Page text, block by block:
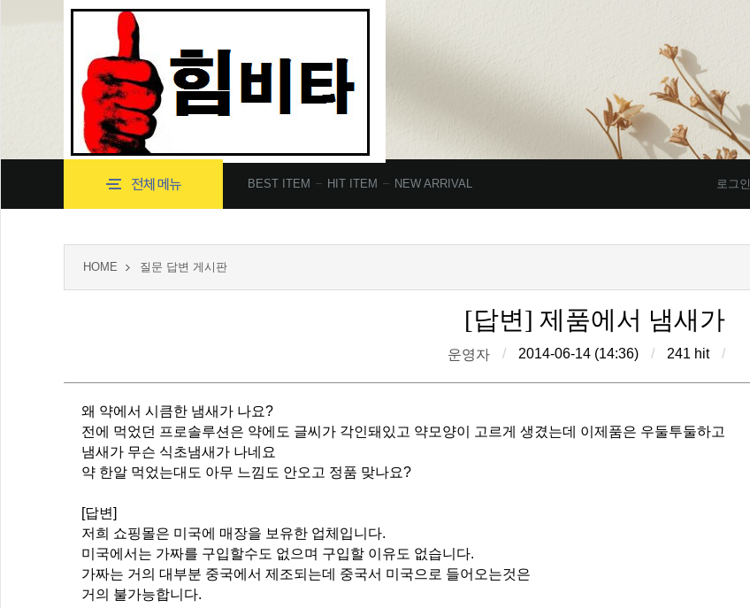
BEST ITEM HIT ITEM NEW ARRIVAL 로그인
HOME 질문 답변 게시판
[답변] 제품에서 냄새가
운영자 / 2014-06-14 (14:36) / 241 hit /
왜 약에서 시큼한 냄새가 나요?
전에 먹었던 프로솔루션은 약에도 글씨가 각인돼있고 약모양이 고르게 생겼는데 이제품은 우둘투둘하고
냄새가 무슨 식초냄새가 나네요
약 한알 먹었는대도 아무 느낌도 안오고 정품 맞나요?
[답변]
저희 쇼핑몰은 미국에 매장을 보유한 업체입니다.
미국에서는 가짜를 구입할수도 없으며 구입할 이유도 없습니다.
가짜는 거의 대부분 중국에서 제조되는데 중국서 미국으로 들어오는것은
거의 불가능합니다.